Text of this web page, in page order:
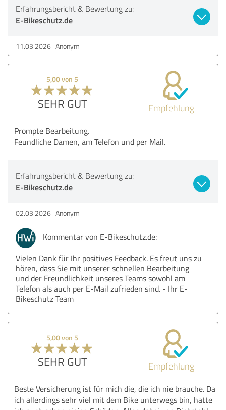
Erfahrungsbericht & Bewertung zu:
E-Bikeschutz.de
11.03.2026 Anonym
5,00 von 5
SEHR GUT Empfehlung
Prompte Bearbeitung.
Feundliche Damen, am Telefon und per Mail.
Erfahrungsbericht & Bewertung zu:
E-Bikeschutz.de
02.03.2026 Anonym
Kommentar von E-Bikeschutz.de:
Vielen Dank für Ihr positives Feedback. Es freut uns zu
hören, dass Sie mit unserer schnellen Bearbeitung
und der Freundlichkeit unseres Teams sowohl am
Telefon als auch per E-Mail zufrieden sind. - Ihr E-
Bikeschutz Team
5,00 von 5
SEHR GUT Empfehlung
Beste Versicherung ist für mich die, die ich nie brauche. Da
ich allerdings sehr viel mit dem Bike unterwegs bin, hatte